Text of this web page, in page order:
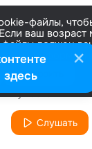
файлы,
ваш возраст
файлы должен
Настроить
Дурень
Бумбокс
Слушать